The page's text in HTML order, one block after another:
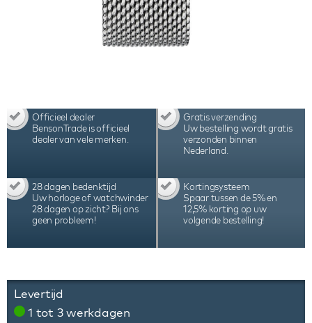
Officieel dealer
BensonTrade is officieel
dealer van vele merken.
Gratis verzending
Uw bestelling wordt gratis
verzonden binnen
Nederland.
28 dagen bedenktijd
Uw horloge of watchwinder
28 dagen op zicht? Bij ons
geen probleem!
Kortingsysteem
Spaar tussen de 5% en
12,5% korting op uw
volgende bestelling!
Levertijd
1 tot 3 werkdagen